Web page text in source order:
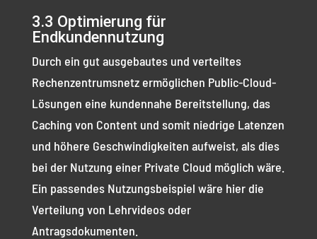
3.3 Optimierung für
Endkundennutzung
Durch ein gut ausgebautes und verteiltes
Rechenzentrumsnetz ermöglichen Public-Cloud-
Lösungen eine kundennahe Bereitstellung, das
Caching von Content und somit niedrige Latenzen
und höhere Geschwindigkeiten aufweist, als dies
bei der Nutzung einer Private Cloud möglich wäre.
Ein passendes Nutzungsbeispiel wäre hier die
Verteilung von Lehrvideos oder
Antragsdokumenten.